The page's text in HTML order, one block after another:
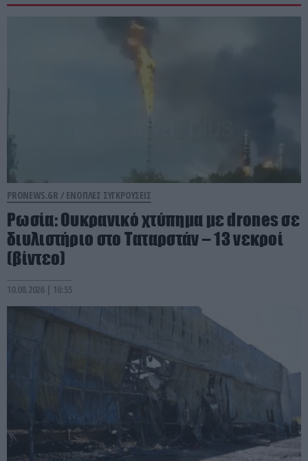
PRONEWS.GR / ΕΝΟΠΛΕΣ ΣΥΓΚΡΟΥΣΕΙΣ
Ρωσία: Ουκρανικό χτύπημα με drones σε
διυλιστήριο στο Ταταρστάν – 13 νεκροί
(βίντεο)
10.08.2026 | 16:55